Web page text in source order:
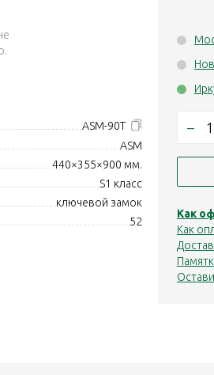
ASM-90T
ASM
440×355×900 мм.
S1 класс
ключевой замок
52
–
Как
Как